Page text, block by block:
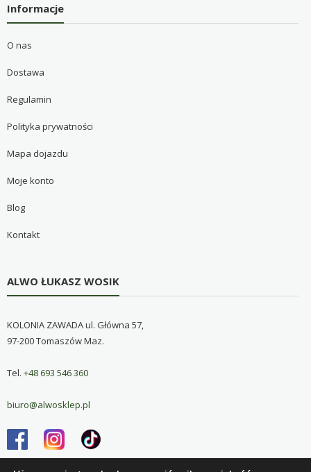
Informacje
O nas
Dostawa
Regulamin
Polityka prywatności
Mapa dojazdu
Moje konto
Blog
Kontakt
ALWO ŁUKASZ WOSIK
KOLONIA ZAWADA ul. Główna 57,
97-200 Tomaszów Maz.
Tel. +48 693 546 360
biuro@alwosklep.pl